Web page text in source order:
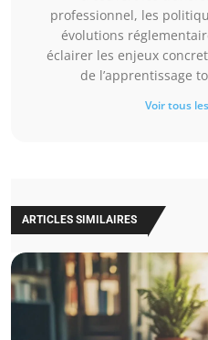
professionnel, les
évolutions
éclairer les enjeux
de l’apprentissage
Voir tous
ARTICLES SIMILAIRES